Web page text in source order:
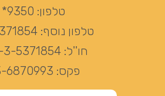
טלפון: 9350*
טלפון נוסף:
חו''ל: 3-5371854
פקס: 6870993